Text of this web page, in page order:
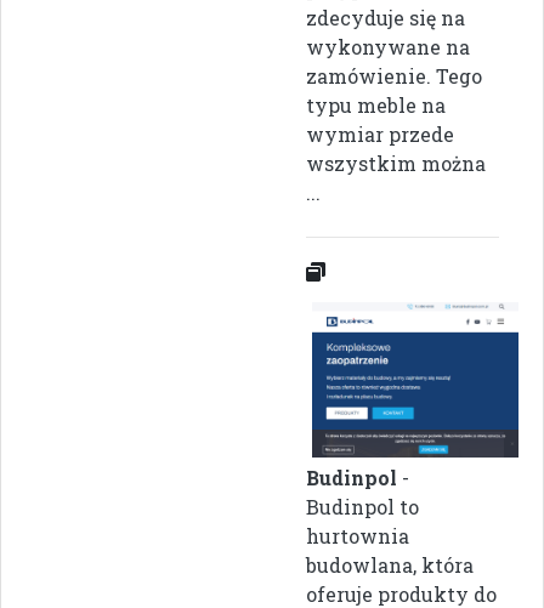
zdecyduje się na
wykonywane na
zamówienie. Tego
typu meble na
wymiar przede
wszystkim można
...
Budinpol -
Budinpol to
hurtownia
budowlana, która
oferuje produkty do